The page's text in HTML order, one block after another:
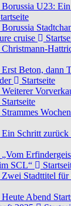
Borussia U23:
Borussia
cruise
Christmann-
Erst Beton, dann
Startseite
Weiterer
Startseite
Strammes
Ein Schritt zurück
„Vom
SCL“
Zwei Stadttitel für
Heute Abend